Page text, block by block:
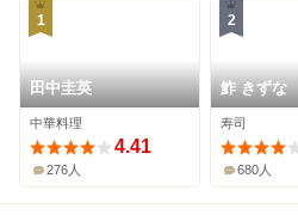
1
田中圭英
中華料理
4.41
276人
2
鮓 きずな
寿司
680人